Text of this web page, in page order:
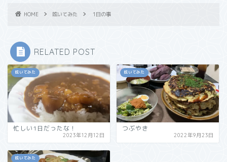
HOME 呟いてみた 1日の事
RELATED POST
呟いてみた
忙しい1日だったな！
2023年12月12日
呟いてみた
つぶやき
2022年9月23日
呟いてみた